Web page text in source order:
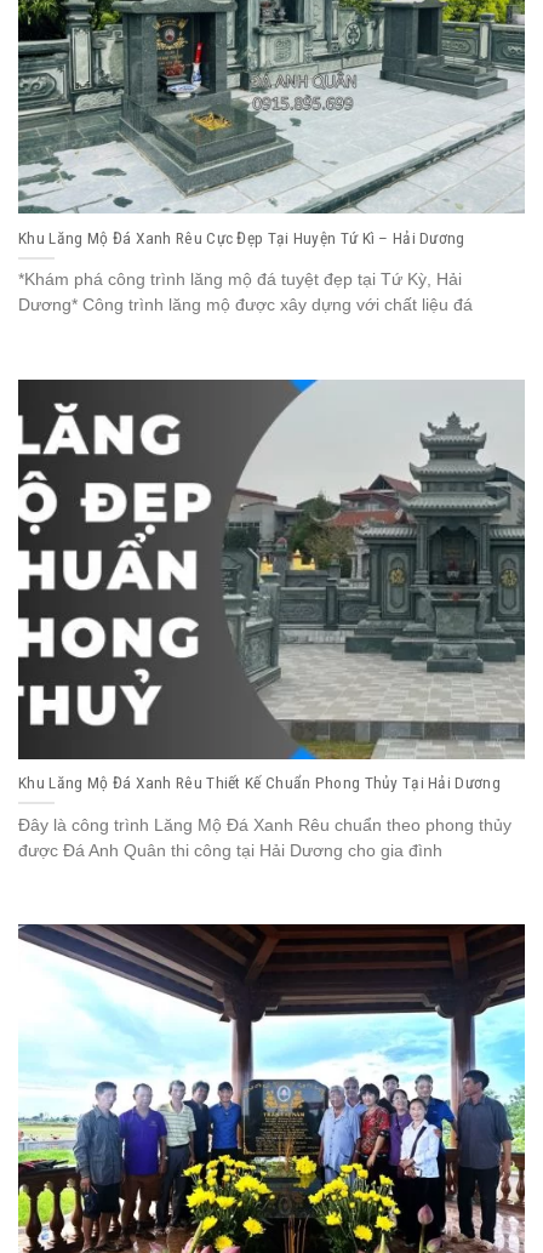
Khu Lăng Mộ Đá Xanh Rêu Cực Đẹp Tại Huyện Tứ Kì – Hải Dương
*Khám phá công trình lăng mộ đá tuyệt đẹp tại Tứ Kỳ, Hải
Dương* Công trình lăng mộ được xây dựng với chất liệu đá
Khu Lăng Mộ Đá Xanh Rêu Thiết Kế Chuẩn Phong Thủy Tại Hải Dương
Đây là công trình Lăng Mộ Đá Xanh Rêu chuẩn theo phong thủy
được Đá Anh Quân thi công tại Hải Dương cho gia đình